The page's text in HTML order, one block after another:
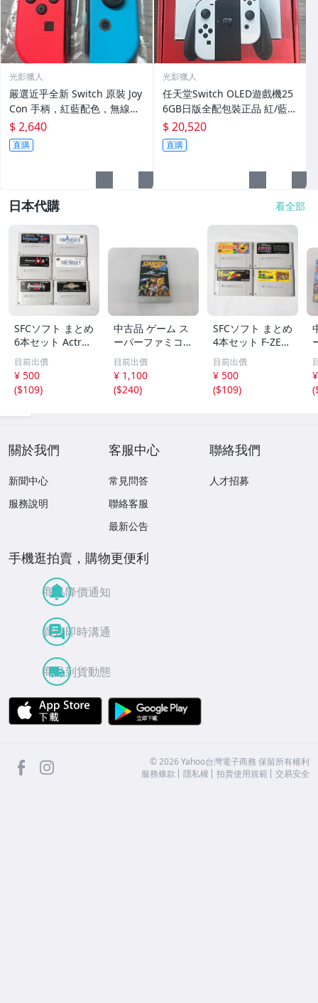
光影獵人
嚴選近乎全新 Switch 原裝 Joy
Con 手柄，紅藍配色，無線連
接與體感操控，支援NFC及HD
震動，按鍵搖桿精準無漂移。
功能完好插即用，適合Swi
$ 2,640
直購
光影獵人
任天堂Switch OLED遊戲機25
6GB日版全配包裝正品 紅/藍
白 Switch OLED 主機 全配 原
廠 正版 日版 游戲機 新機 線玩
內存
$ 20,520
直購
日本代購 看全部
SFCソフト まとめ
6本セット Actrai
ser・FINAL FANT
ASY IV V・ Roma
ncing SaGa 1.
2・FIRE EMBLE
目前出價
¥ 500
($109)
中古品 ゲーム ス
ーパーファミコン
ソフト スターフ
ォックス 箱説付
き
目前出價
¥ 1,100
($240)
SFCソフト まとめ
4本セット F-ZER
O・Super Mario
World・Hyper Z
one・ハロー!パ
ックマン
目前出價
¥ 500
($109)
(
關於我們
新聞中心
服務說明
客服中心
常見問答
聯絡客服
最新公告
聯絡我們
人才招募
手機逛拍賣，購物更便利
商品降價通知
買賣即時溝通
商品到貨動態
APP Store
facebook ©2026 Yahoo台灣電子商務 保留所有權利
服務條款
隱私權 拍賣使用規範 交易安全